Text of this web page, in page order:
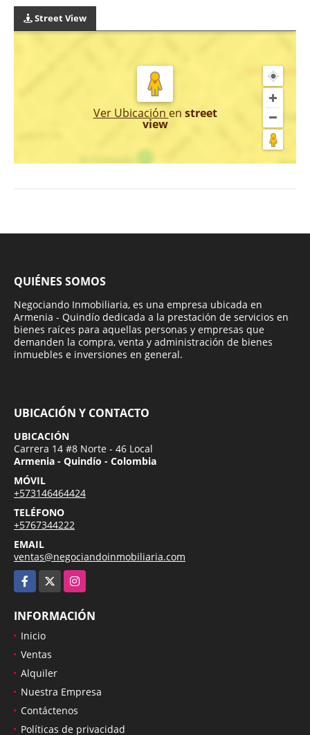
Street View
Ver Ubicación en street
view
QUIÉNES SOMOS
Negociando Inmobiliaria, es una empresa ubicada en
Armenia - Quindío dedicada a la prestación de servicios en
bienes raíces para aquellas personas y empresas que
demanden la compra, venta y administración de bienes
inmuebles e inversiones en general.
UBICACIÓN Y CONTACTO
UBICACIÓN
Carrera 14 #8 Norte - 46 Local
Armenia - Quindío - Colombia
MÓVIL
+573146464424
TELÉFONO
+5767344222
EMAIL
ventas@negociandoinmobiliaria.com
Facebook
Instagram
INFORMACIÓN
Inicio
Ventas
Alquiler
Nuestra Empresa
Contáctenos
Políticas de privacidad